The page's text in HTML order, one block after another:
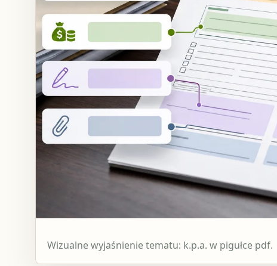
Wizualne wyjaśnienie tematu: k.p.a. w pigułce pdf.